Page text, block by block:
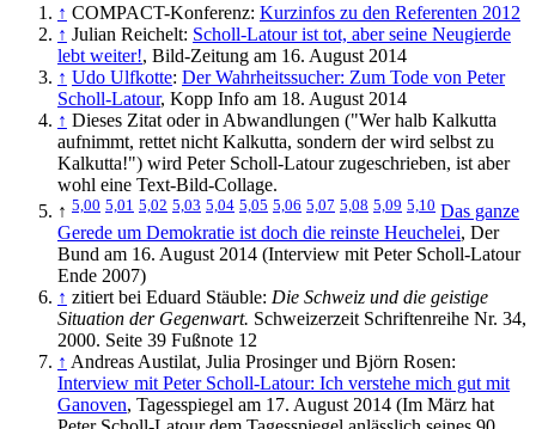
↑ COMPACT-Konferenz: Kurzinfos zu den Referenten 2012
↑ Julian Reichelt: Scholl-Latour ist tot, aber seine Neugierde
lebt weiter!, Bild-Zeitung am 16. August 2014
↑ Udo Ulfkotte: Der Wahrheitssucher: Zum Tode von Peter
Scholl-Latour, Kopp Info am 18. August 2014
↑ Dieses Zitat oder in Abwandlungen ("Wer halb Kalkutta
aufnimmt, rettet nicht Kalkutta, sondern der wird selbst zu
Kalkutta!") wird Peter Scholl-Latour zugeschrieben, ist aber
wohl eine Text-Bild-Collage.
↑ 5,00 5,01 5,02 5,03 5,04 5,05 5,06 5,07 5,08 5,09 5,10 Das ganze
Gerede um Demokratie ist doch die reinste Heuchelei, Der
Bund am 16. August 2014 (Interview mit Peter Scholl-Latour
Ende 2007)
↑ zitiert bei Eduard Stäuble: Die Schweiz und die geistige
Situation der Gegenwart. Schweizerzeit Schriftenreihe Nr. 34,
2000. Seite 39 Fußnote 12
↑ Andreas Austilat, Julia Prosinger und Björn Rosen:
Interview mit Peter Scholl-Latour: Ich verstehe mich gut mit
Ganoven, Tagesspiegel am 17. August 2014 (Im März hat